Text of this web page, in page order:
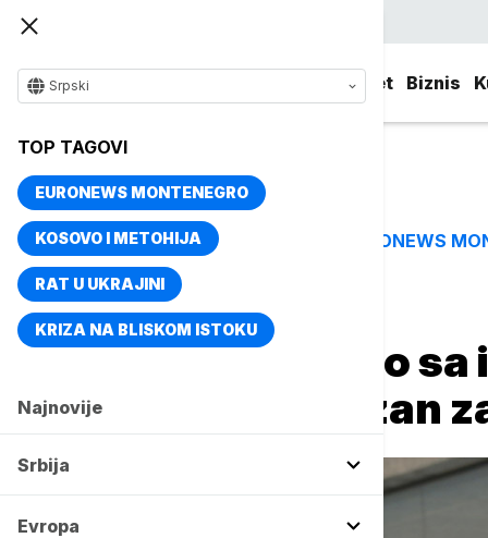
Svet Biznis
Srpski
TOP TAGOVI
EURONEWS MONTENEGRO
KOSOVO I METOHIJA
RAT U UKRAJINI
KRIZA NA BLISKOM ISTOKU
Najnovije
Srbija
Evropa
TOP TAGOVI EURONEWS
Naslovna Srbija
Aleksić nastavio sa
nastavak zakazan